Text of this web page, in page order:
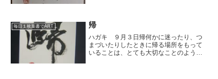
敵ですね...
毎日１枚葉書でART 帰
ハガキ ９月３日帰何かに迷ったり、つ
まづいたりしたときに帰る場所をもって
いることは、とても大切なことのように